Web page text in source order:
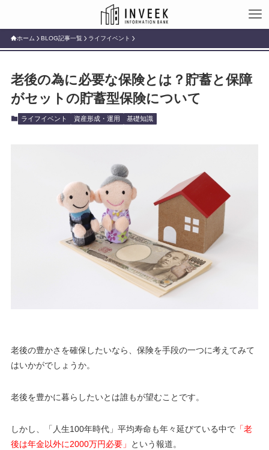
ホーム BLOG記事一覧 ライフイベント
老後の為に必要な保険とは？貯蓄と保障
がセットの貯蓄型保険について
ライフイベント 資産形成・運用 基礎知識
老後の豊かさを確保したいなら、保険を手段の一つに考えてみて
はいかがでしょうか。
老後を豊かに暮らしたいとは誰もが望むことです。
しかし、「人生100年時代」平均寿命も年々延びている中で「老
後は年金以外に2000万円必要」
という報道。